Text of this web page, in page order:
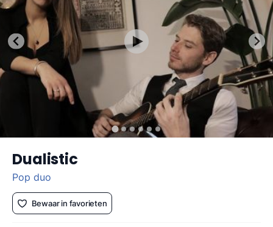
Dualistic
Pop duo
Bewaar in favorieten